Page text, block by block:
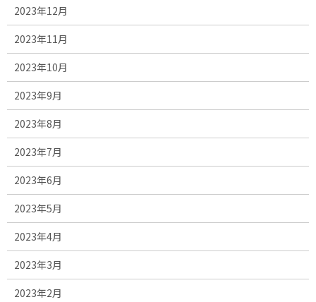
2023年12月
2023年11月
2023年10月
2023年9月
2023年8月
2023年7月
2023年6月
2023年5月
2023年4月
2023年3月
2023年2月